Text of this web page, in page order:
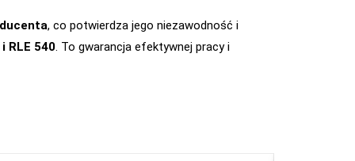
, co potwierdza jego niezawodność i
RLE 540 . To gwarancja efektywnej pracy i